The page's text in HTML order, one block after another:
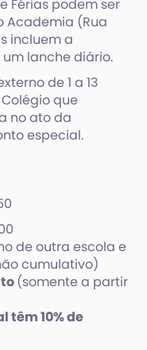
Férias podem ser
Academia (Rua
incluem a
lanche diário.
de 1 a 13
que
no ato da
especial.
de outra escola e
cumulativo)
(somente a partir
têm 10% de